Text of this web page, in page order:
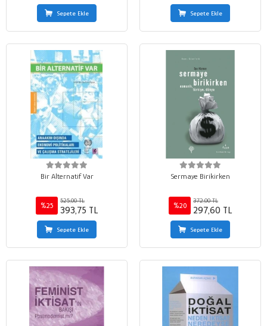
Sepete Ekle Sepete Ekle
Bir Alternatif Var
%25
525,00 TL
393,75 TL
Sepete Ekle
Sermaye Birikirken
%20
372,00 TL
297,60 TL
Sepete Ekle